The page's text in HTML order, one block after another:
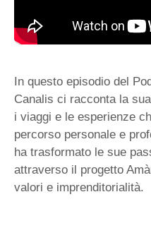
In questo episodio del
Canalis ci racconta la
i viaggi e le esperienze
percorso personale e
ha trasformato le sue
attraverso il progetto
valori e imprenditorialità.